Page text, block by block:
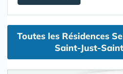
Toutes les Résidences
Saint-Just-